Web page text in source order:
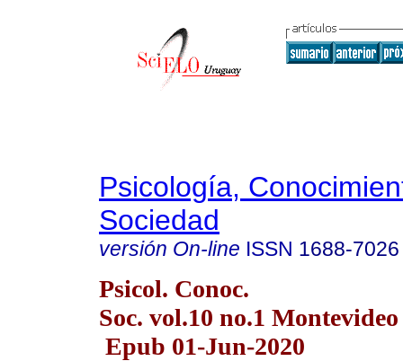
Psicología,
Sociedad
versión On-line ISSN 1688-7026
Psicol. Conoc.
Soc. vol.10 no.1
Epub 01-Jun-2020